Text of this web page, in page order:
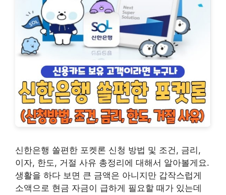
신한은행 쏠편한 포켓론 신청 방법 및 조건, 금리,
이자, 한도, 거절 사유 총정리에 대해서 알아볼게요.
생활을 하다 보면 큰 금액은 아니지만 갑작스럽게
소액으로 현금 자금이 급하게 필요할 때가 있는데